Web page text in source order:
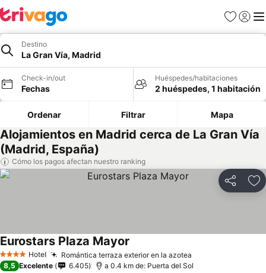
Favoritos
Iniciar
Destino
La Gran Vía, Madrid
Check-in/out
Fechas
Huéspedes/habitaciones
2 huéspedes, 1 habitación
Ordenar Filtrar Mapa
Alojamientos en Madrid cerca de La Gran Vía
(Madrid, España)
Cómo los pagos afectan nuestro ranking
Compartir
4 EstrellasHotel Romántica terraza exterior en la azotea
Eurostars Plaza Mayor
8,5 Excelente 6.405 a 0.4 km de: Puerta del Sol